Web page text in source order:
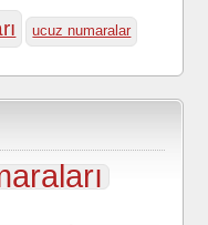
ucuz numaralar